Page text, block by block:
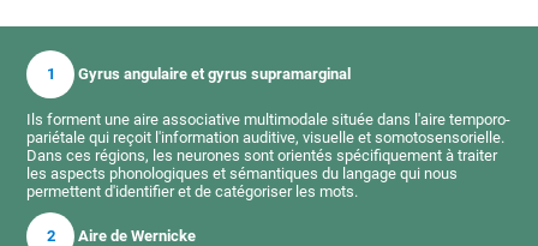
1 Gyrus angulaire et gyrus supramarginal
Ils forment une aire associative multimodale située dans l'aire temporo-
pariétale qui reçoit l'information auditive, visuelle et somotosensorielle.
Dans ces régions, les neurones sont orientés spécifiquement à traiter
les aspects phonologiques et sémantiques du langage qui nous
permettent d'identifier et de catégoriser les mots.
2 Aire de Wernicke